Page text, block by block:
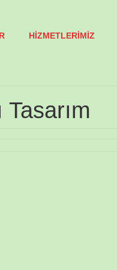
HİZMETLERİMİZ
Tasarım